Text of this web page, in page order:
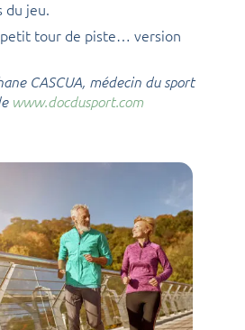
du jeu.
petit tour de piste… version
CASCUA, médecin du sport
www.docdusport.com